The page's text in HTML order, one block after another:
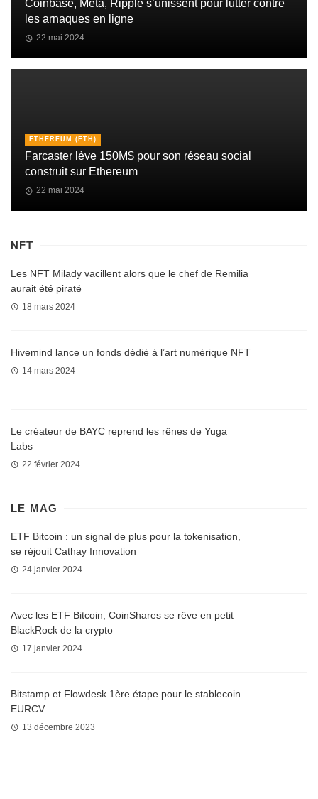
Coinbase, Meta, Ripple s’unissent pour lutter contre
les arnaques en ligne
22 mai 2024
ETHEREUM (ETH)
Farcaster lève 150M$ pour son réseau social
construit sur Ethereum
22 mai 2024
NFT
Les NFT Milady vacillent alors que le chef de Remilia
aurait été piraté
18 mars 2024
Hivemind lance un fonds dédié à l’art numérique NFT
14 mars 2024
Le créateur de BAYC reprend les rênes de Yuga
Labs
22 février 2024
LE MAG
ETF Bitcoin : un signal de plus pour la tokenisation,
se réjouit Cathay Innovation
24 janvier 2024
Avec les ETF Bitcoin, CoinShares se rêve en petit
BlackRock de la crypto
17 janvier 2024
Bitstamp et Flowdesk 1ère étape pour le stablecoin
EURCV
13 décembre 2023